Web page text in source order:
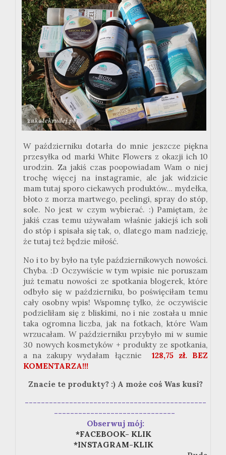
W październiku dotarła do mnie jeszcze piękna
przesyłka od marki White Flowers z okazji ich 10
urodzin. Za jakiś czas poopowiadam Wam o niej
trochę więcej na instagramie, ale jak widzicie
mam tutaj sporo ciekawych produktów... mydełka,
błoto z morza martwego, peelingi, spray do stóp,
sole. No jest w czym wybierać. :) Pamiętam, że
jakiś czas temu używałam właśnie jakiejś ich soli
do stóp i spisała się tak, o, dlatego mam nadzieję,
że tutaj też będzie miłość.
No i to by było na tyle październikowych nowości.
Chyba. :D Oczywiście w tym wpisie nie poruszam
już tematu nowości ze spotkania blogerek, które
odbyło się w październiku, bo poświęciłam temu
cały osobny wpis! Wspomnę tylko, że oczywiście
podzieliłam się z bliskimi, no i nie została u mnie
taka ogromna liczba, jak na fotkach, które Wam
wrzucałam. W październiku przybyło mi w sumie
30 nowych kosmetyków + produkty ze spotkania,
a na zakupy wydałam łącznie 128,75 zł. BEZ
KOMENTARZA!!!
Znacie te produkty? :) A może coś Was kusi?
---------------------------------------------
------------------------------
Obserwuj mój:
*FACEBOOK- KLIK
*INSTAGRAM-KLIK